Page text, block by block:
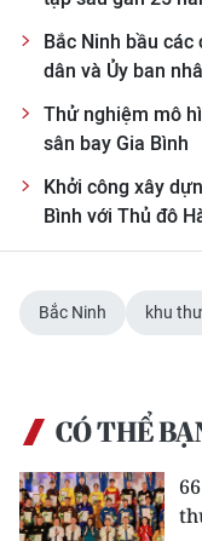
Bắc Ninh bầu
dân và Ủy ban
Thử nghiệm mô
sân bay Gia Bình
Khởi công xây
Bình với Thủ đô
Bắc Ninh khu
CÓ THỂ